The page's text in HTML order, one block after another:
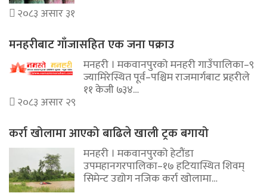
२०८३ असार ३१
मनहरीबाट गाँजासहित एक जना पक्राउ
मनहरी । मकवानपुरको मनहरी गाउँपालिका–९
ज्यामिरेस्थित पूर्व–पश्चिम राजमार्गबाट प्रहरीले
११ केजी ७३४…
२०८३ असार २९
कर्रा खोलामा आएको बाढिले खाली ट्रक बगायो
मनहरी । मकवानपुरको हेटौंडा
उपमहानगरपालिका–१७ हटियास्थित शिवम्
सिमेन्ट उद्योग नजिक कर्रा खोलामा…